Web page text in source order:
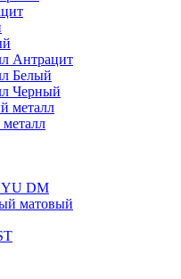
Антрацит
Белый
Черный
металл
DM
матовый